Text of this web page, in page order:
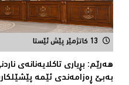
13 کاتژمێر پێش ئێستا
هەرێم: بڕیاری تاكلایەنانەى
بەبێ ڕەزامەندی ئێمە